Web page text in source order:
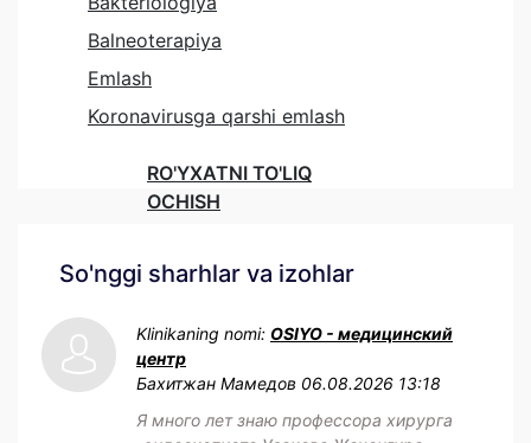
Balneoterapiya
Emlash
Koronavirusga qarshi emlash
RO'YXATNI TO'LIQ
OCHISH
So'nggi sharhlar va izohlar
Klinikaning nomi: OSIYO - медицинский
центр
Бахитжан Мамедов 06.08.2026 13:18
Я много лет знаю профессора хирурга